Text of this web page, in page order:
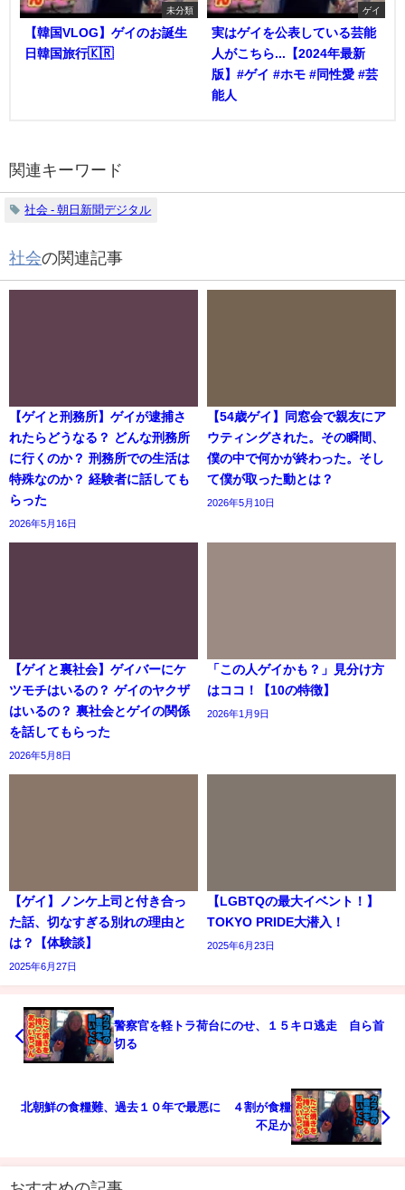
未分類
【韓国VLOG】ゲイのお誕生
日韓国旅行🇰🇷
ゲイ
実はゲイを公表している芸能
人がこちら...【2024年最新
版】#ゲイ #ホモ #同性愛 #芸
能人
関連キーワード
社会 - 朝日新聞デジタル
社会の関連記事
【ゲイと刑務所】ゲイが逮捕さ
れたらどうなる？ どんな刑務所
に行くのか？ 刑務所での生活は
特殊なのか？ 経験者に話しても
らった
2026年5月16日
【54歳ゲイ】同窓会で親友にア
ウティングされた。その瞬間、
僕の中で何かが終わった。そし
て僕が取った動とは？
2026年5月10日
【ゲイと裏社会】ゲイバーにケ
ツモチはいるの？ ゲイのヤクザ
はいるの？ 裏社会とゲイの関係
を話してもらった
2026年5月8日
「この人ゲイかも？」見分け方
はココ！【10の特徴】
2026年1月9日
【ゲイ】ノンケ上司と付き合っ
た話、切なすぎる別れの理由と
は？【体験談】
2025年6月27日
【LGBTQの最大イベント！】
TOKYO PRIDE大潜入！
2025年6月23日
警察官を軽トラ荷台にのせ、１５キロ逃走 自ら首
切る
北朝鮮の食糧難、過去１０年で最悪に ４割が食糧
不足か